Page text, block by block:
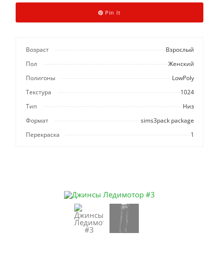
Pin It
Возраст
Взрослый
Пол
Женский
Полигоны
LowPoly
Текстура
1024
Тип
Низ
Формат
sims3pack package
Перекраска
1